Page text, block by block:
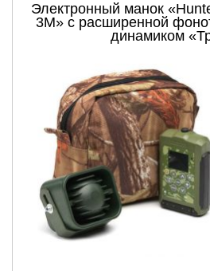
Электронный манок
3M» с расширенной
динамиком